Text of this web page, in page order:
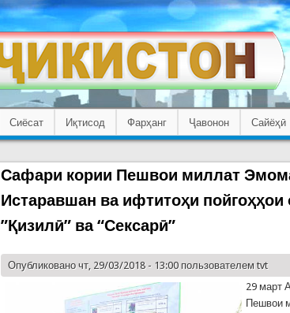
Сиёсат Иқтисод Фарҳанг Ҷавонон Сайёҳӣ
Сафари кории Пешвои миллат
Истаравшан ва ифтитоҳи
”Қизилӣ” ва “Сексарӣ”
Опубликовано чт, 29/03/2018 - 13:00 пользователемtvt
29 март
Пешвои